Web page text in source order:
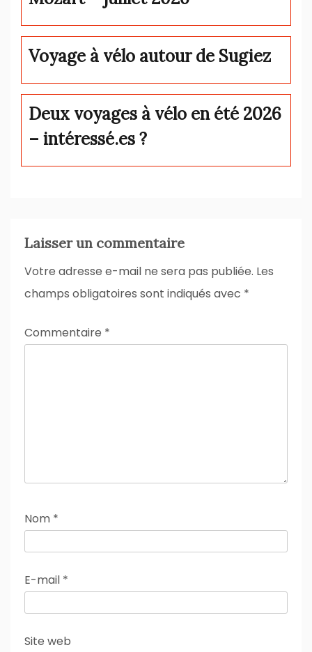
Voyage à vélo autour de Sugiez
Deux voyages à vélo en été 2026
– intéressé.es ?
Laisser un commentaire
Votre adresse e-mail ne sera pas publiée. Les
champs obligatoires sont indiqués avec *
Commentaire *
Nom *
E-mail *
Site web